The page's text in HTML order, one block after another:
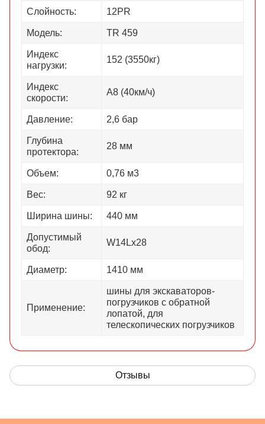
Слойность: 12PR
Модель: TR 459
Индекс
нагрузки:
152 (3550кг)
Индекс
скорости:
А8 (40км/ч)
Давление: 2,6 бар
Глубина
протектора:
28 мм
Объем: 0,76 м3
Вес: 92 кг
Ширина шины: 440 мм
Допустимый
обод:
W14Lx28
Диаметр: 1410 мм
Применение:
шины для экскаваторов-
погрузчиков с обратной
лопатой, для
телескопических погрузчиков
Отзывы